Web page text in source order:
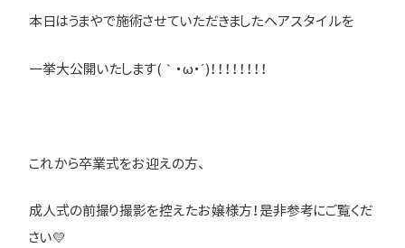
本日はうまやで施術させていただきましたヘアスタイルを
一挙大公開いたします(｀・ω・´)！！！！！！！！
これから卒業式をお迎えの方、
成人式の前撮り撮影を控えたお嬢様方！是非参考にご覧くだ
さい💛